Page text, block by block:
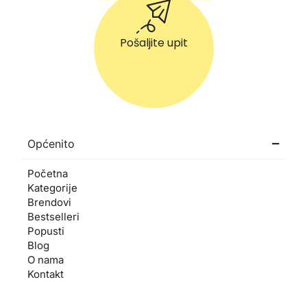
Pošaljite upit
Općenito
Početna
Kategorije
Brendovi
Bestselleri
Popusti
Blog
O nama
Kontakt